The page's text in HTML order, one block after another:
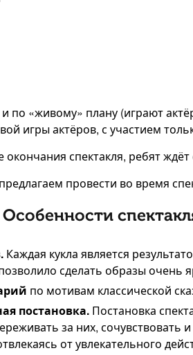
и по «живому» плану (играют
игры актёров, с участием
окончания спектакля, ребят
провести во время
Особенности
Каждая кукла является
сделать образы
по мотивам классической
постановка. Постановка
за них,
от увлекательного